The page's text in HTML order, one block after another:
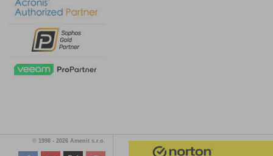
© 1998 - 2026 Amenit s.r.o.